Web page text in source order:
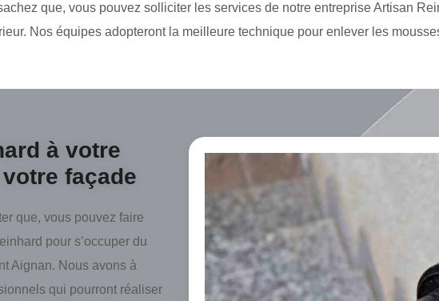
que, vous pouvez solliciter les services de notre entreprise Artisan
Nos équipes adopteront la meilleure technique pour enlever les
à votre
façade
que, vous pouvez faire
pour s’occuper du
Aignan. Nous avons à
qui pourront réaliser